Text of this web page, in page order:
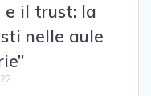
il trust: la
nelle aule